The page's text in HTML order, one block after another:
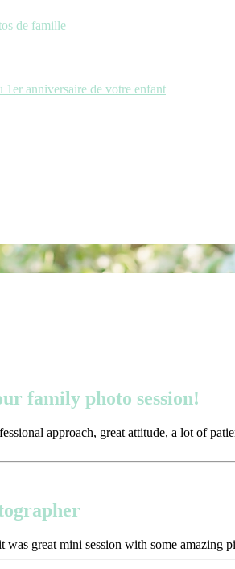
de famille
1er anniversaire de votre enfant
family photo session!
approach, great attitude, a lot of
great mini session with some amazing